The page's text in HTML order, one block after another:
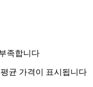
족합니다
균 가격이 표시됩니다